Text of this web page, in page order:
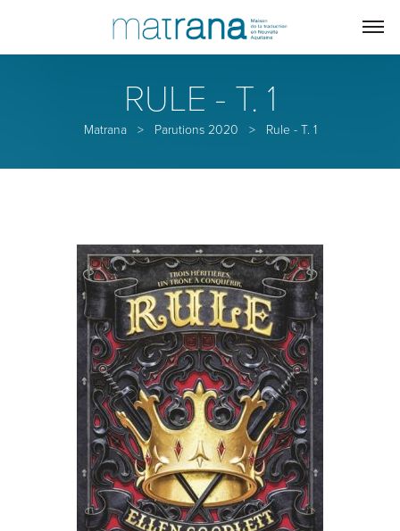
RULE - T. 1
Matrana> Parutions 2020 > Rule - T. 1